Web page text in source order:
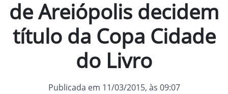
de Areiópolis decidem
título da Copa Cidade
do Livro
Publicada em 11/03/2015, às 09:07